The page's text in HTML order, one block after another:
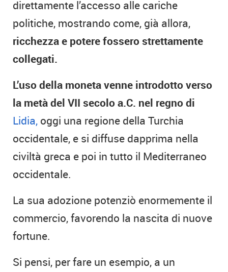
direttamente l’accesso alle cariche
politiche, mostrando come, già allora,
ricchezza e potere fossero strettamente
collegati.
L’uso della moneta venne introdotto verso
la metà del VII secolo a.C. nel regno di
Lidia, oggi una regione della Turchia
occidentale, e si diffuse dapprima nella
civiltà greca e poi in tutto il Mediterraneo
occidentale.
La sua adozione potenziò enormemente il
commercio, favorendo la nascita di nuove
fortune.
Si pensi, per fare un esempio, a un